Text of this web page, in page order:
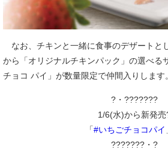
なお、チキンと一緒に食事のデザートと
から「オリジナルチキンパック」の選べる
チョコ パイ」が数量限定で仲間入りします。
?・???????
1/6(水)から新発売
「#いちごチョコパイ
???????・?